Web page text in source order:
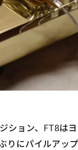
ション、FT8は
りにパイルアッ